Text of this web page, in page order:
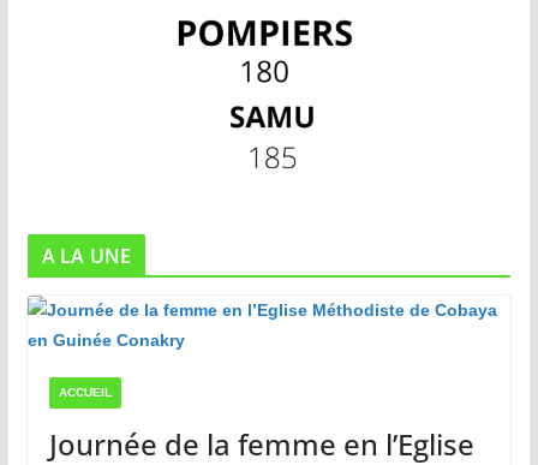
A LA UNE
ACCUEIL
Journée de la femme en l’Eglise